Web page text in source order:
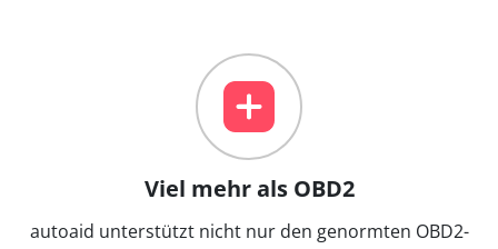
Viel mehr als OBD2
autoaid unterstützt nicht nur den genormten OBD2-